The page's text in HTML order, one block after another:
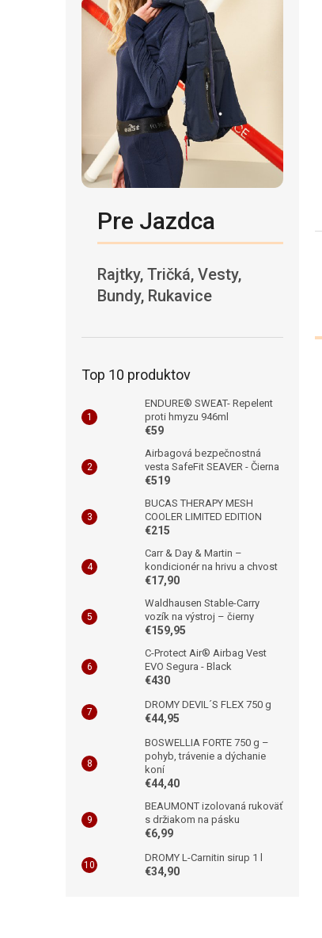
Pre Jazdca
Rajtky, Tričká, Vesty,
Bundy, Rukavice
Top 10 produktov
ENDURE® SWEAT- Repelent
proti hmyzu 946ml
€59
Airbagová bezpečnostná
vesta SafeFit SEAVER - Čierna
€519
BUCAS THERAPY MESH
COOLER LIMITED EDITION
€215
Carr & Day & Martin –
kondicionér na hrivu a chvost
€17,90
Waldhausen Stable-Carry
vozík na výstroj – čierny
€159,95
C-Protect Air® Airbag Vest
EVO Segura - Black
€430
DROMY DEVIL´S FLEX 750 g
€44,95
BOSWELLIA FORTE 750 g –
pohyb, trávenie a dýchanie
koní
€44,40
BEAUMONT izolovaná rukoväť
s držiakom na pásku
€6,99
DROMY L-Carnitin sirup 1 l
€34,90